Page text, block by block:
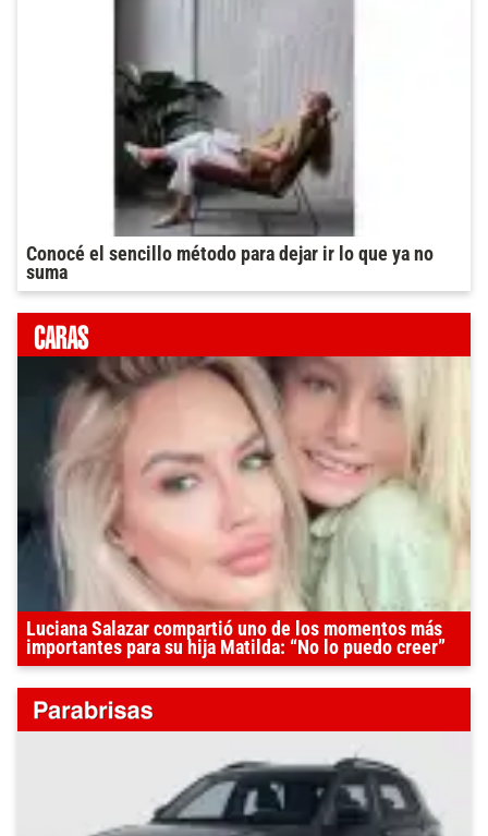
Conocé el sencillo método para dejar ir lo que ya no
suma
Luciana Salazar compartió uno de los momentos más
importantes para su hija Matilda: “No lo puedo creer”